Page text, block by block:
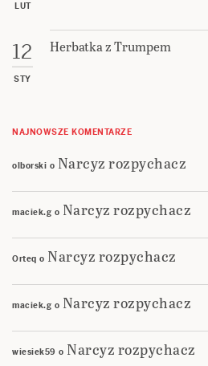
LUT
12
STY
Herbatka z Trumpem
NAJNOWSZE KOMENTARZE
olborski o Narcyz rozpychacz
maciek.g o Narcyz rozpychacz
Orteq o Narcyz rozpychacz
maciek.g o Narcyz rozpychacz
wiesiek59 o Narcyz rozpychacz